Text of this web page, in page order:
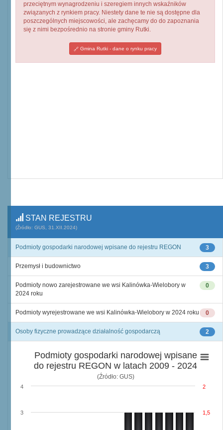
przeciętnym wynagrodzeniu i szeregiem innych wskaźników
związanych z rynkiem pracy. Niestety dane te nie są dostępne dla
poszczególnych miejscowości, ale zachęcamy do do zapoznania
się z nimi bezpośrednio na stronie gminy Rutki.
Gmina Rutki - dane o rynku pracy
STAN REJESTRU
(Źródło: GUS, 31.XII.2024)
3
Podmioty gospodarki narodowej wpisane do rejestru REGON
3
Przemysł i budownictwo
0
Podmioty nowo zarejestrowane we wsi Kalinówka-Wielobory w
2024 roku
0
Podmioty wyrejestrowane we wsi Kalinówka-Wielobory w 2024 roku
2
Osoby fizyczne prowadzące działalność gospodarczą
Podmioty gospodarki narodowej wpisane
do rejestru REGON w latach 2009 - 2024
(Źródło: GUS)
3
4
1,5
2